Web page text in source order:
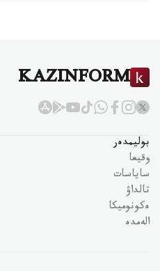
KAZINFORM
بوليمدەر
وقيعا
ساياسات
تالداۋ
ەكونوميكا
الەمدە